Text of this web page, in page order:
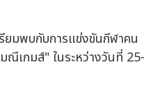
ยมพบกับการแข่งขันกีฬาคน
เกมส์" ในระหว่างวันที่ 25-